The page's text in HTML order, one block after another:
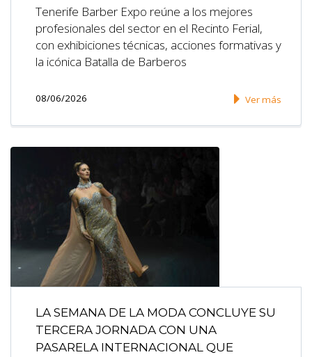
Tenerife Barber Expo reúne a los mejores
profesionales del sector en el Recinto Ferial,
con exhibiciones técnicas, acciones formativas y
la icónica Batalla de Barberos
08/06/2026 Ver más
LA SEMANA DE LA MODA CONCLUYE SU
TERCERA JORNADA CON UNA
PASARELA INTERNACIONAL QUE